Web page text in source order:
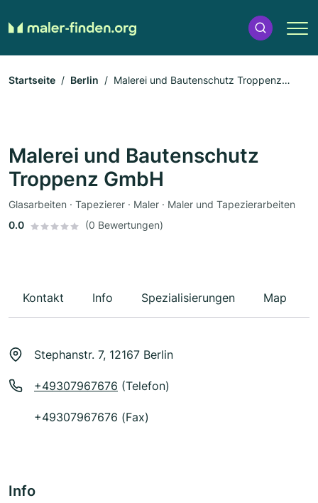
Startseite Berlin
Malerei und Bautenschutz Troppenz
Malerei und Bautenschutz
Troppenz GmbH
Glasarbeiten · Tapezierer · Maler · Maler und Tapezierarbeiten
0.0
(0 Bewertungen)
Kontakt Info Spezialisierungen Map
Stephanstr. 7, 12167 Berlin
+49307967676 (Telefon)
+49307967676 (Fax)
Info